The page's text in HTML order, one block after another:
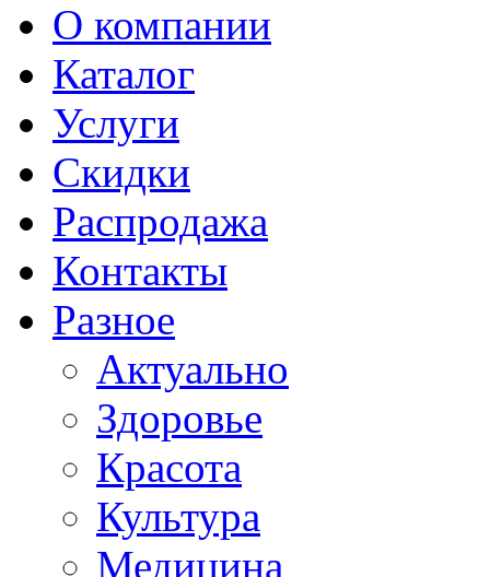
О компании
Каталог
Услуги
Скидки
Распродажа
Контакты
Разное
Актуально
Здоровье
Красота
Культура
Медицина